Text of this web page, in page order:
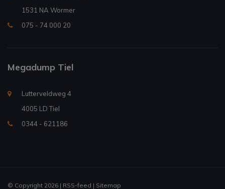
1531 NA Wormer
075 - 74 000 20
Megadump Tiel
Lutterveldweg 4
4005 LD Tiel
0344 - 621186
© Copyright 2026 | RSS-feed | Sitemap